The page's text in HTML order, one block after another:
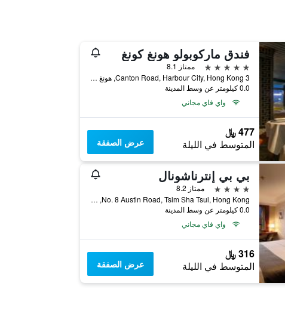
فندق ماركوبولو هونغ كونغ
5 نجوم
ممتاز 8.1
3 Canton Road, Harbour City, Hong Kong, هونغ كونغ
0.0 كيلومتر عن وسط المدينة
واي فاي مجاني
477 ﷼
المتوسط في الليلة عرض الصفقة
بي بي إنترناشونال
4 نجوم
ممتاز 8.2
No. 8 Austin Road, Tsim Sha Tsui, Hong Kong, هونغ كونغ
0.0 كيلومتر عن وسط المدينة
واي فاي مجاني
316 ﷼
المتوسط في الليلة عرض الصفقة